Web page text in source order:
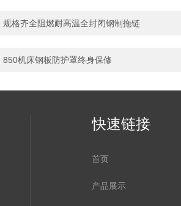
规格齐全阻燃耐高温全封闭钢制拖链
850机床钢板防护罩终身保修
快速链接
首页
产品展示